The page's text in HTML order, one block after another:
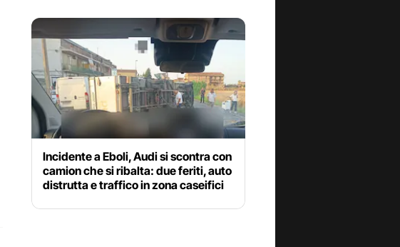
Incidente a Eboli, Audi si scontra con
camion che si ribalta: due feriti, auto
distrutta e traffico in zona caseifici